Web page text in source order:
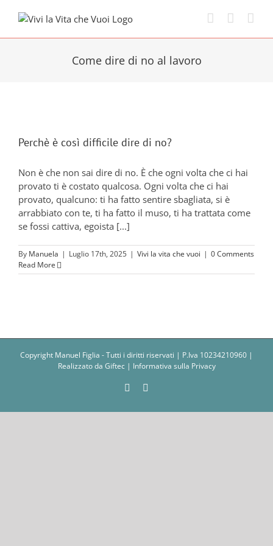
Come dire di no al lavoro
Perchè è così difficile dire di no?
Non è che non sai dire di no. È che ogni volta che ci hai
provato ti è costato qualcosa. Ogni volta che ci hai
provato, qualcuno: ti ha fatto sentire sbagliata, si è
arrabbiato con te, ti ha fatto il muso, ti ha trattata come
se fossi cattiva, egoista [...]
By Manuela | Luglio 17th, 2025 | Vivi la vita che vuoi | 0 Comments
Read More
Copyright Manuel Figlia - Tutti i diritti riservati | P.Iva 10234210960 |
Realizzato da Giftec| Informativa sulla Privacy
Facebook